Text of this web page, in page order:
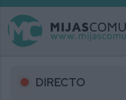
DIRECTO